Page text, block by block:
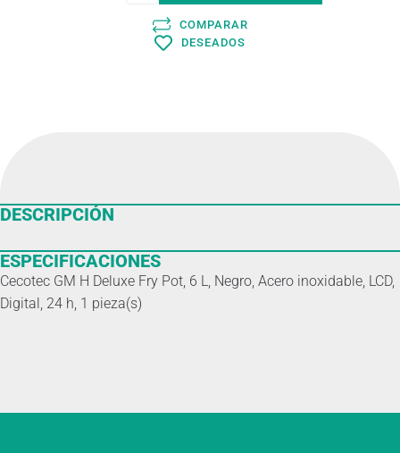
COMPARAR
DESEADOS
DESCRIPCIÓN
ESPECIFICACIONES
Cecotec GM H Deluxe Fry Pot, 6 L, Negro, Acero inoxidable, LCD,
Digital, 24 h, 1 pieza(s)